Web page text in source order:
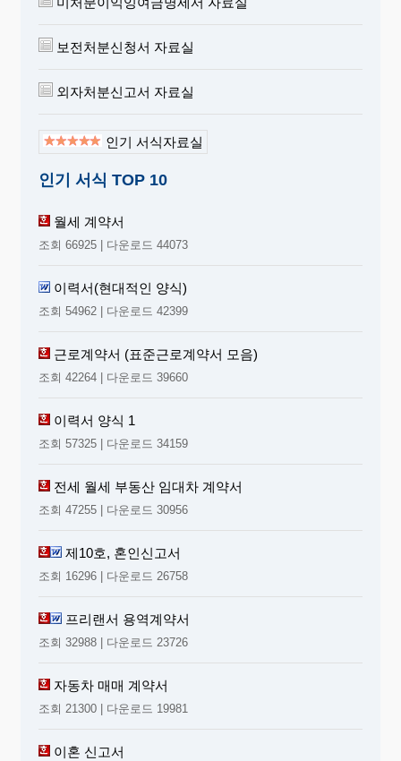
보전처분신청서 자료실
외자처분신고서 자료실
인기 서식자료실
인기 서식 TOP 10
월세 계약서
조회 66925 | 다운로드 44073
이력서(현대적인 양식)
조회 54962 | 다운로드 42399
근로계약서 (표준근로계약서 모음)
조회 42264 | 다운로드 39660
이력서 양식 1
조회 57325 | 다운로드 34159
전세 월세 부동산 임대차 계약서
조회 47255 | 다운로드 30956
제10호, 혼인신고서
조회 16296 | 다운로드 26758
프리랜서 용역계약서
조회 32988 | 다운로드 23726
자동차 매매 계약서
조회 21300 | 다운로드 19981
이혼 신고서